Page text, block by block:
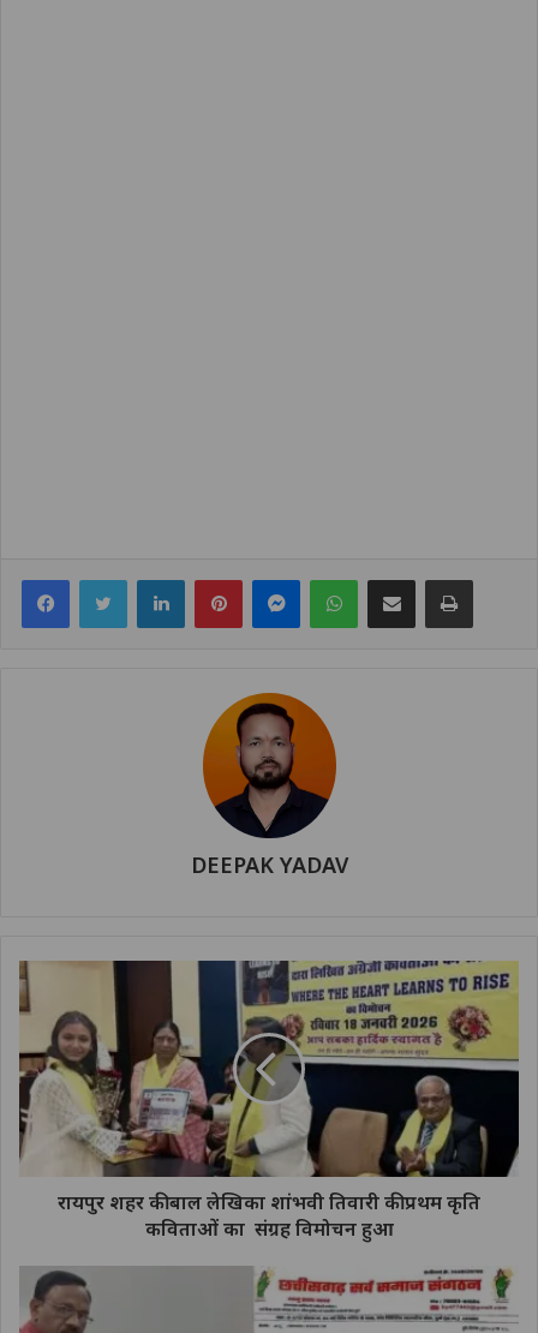
FacebookTwitter LinkedInPinterestMessengerWhatsAppShare via Email Print
DEEPAK YADAV
रायपुर शहर की बाल लेखिका शांभवी तिवारी की प्रथम कृति
कविताओं का संग्रह विमोचन हुआ